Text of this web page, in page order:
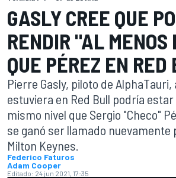
GASLY CREE QUE
RENDIR "AL MENOS
QUE PÉREZ EN RED
Pierre Gasly, piloto de
estuviera en Red Bull podría estar
mismo nivel que Sergio "Checo"
se ganó ser llamado nuevamente
Milton Keynes.
Federico Faturos
Adam Cooper
Editado: 24 jun 2021, 17:35